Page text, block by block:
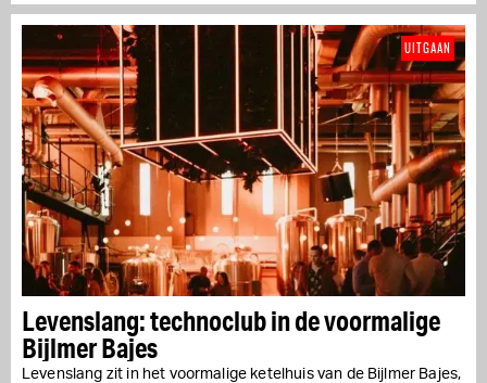
Levenslang: technoclub in de voormalige
Bijlmer Bajes
Levenslang zit in het voormalige ketelhuis van de Bijlmer Bajes,
UITGAAN